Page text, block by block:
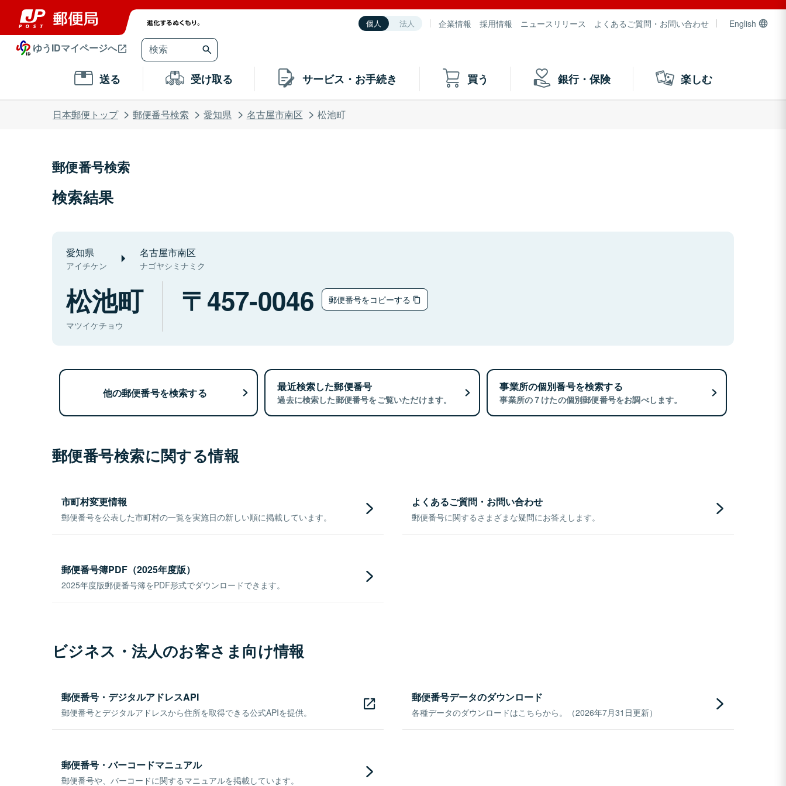
個人 法人 企業情報 採用情報 ニュースリリース よくあるご質問・お問い合わせ English
ゆうIDマイページへ
送る 受け取る サービス・お手続き 買う 銀行・保険 楽しむ
日本郵便トップ 郵便番号検索 愛知県 名古屋市南区 松池町
郵便番号検索
検索結果
愛知県
アイチケン
名古屋市南区
ナゴヤシミナミク
松池町
マツイケチョウ
457-0046 郵便番号をコピーする
他の郵便番号を検索する 最近検索した郵便番号
過去に検索した郵便番号をご覧いただけます。
事業所の個別番号を検索する
事業所の７けたの個別郵便番号をお調べします。
郵便番号検索に関する情報
市町村変更情報
郵便番号を公表した市町村の一覧を実施日の新しい順に掲載しています。
よくあるご質問・お問い合わせ
郵便番号に関するさまざまな疑問にお答えします。
郵便番号簿PDF（2025年度版）
2025年度版郵便番号簿をPDF形式でダウンロードできます。
ビジネス・法人のお客さま向け情報
郵便番号・デジタルアドレスAPI
郵便番号とデジタルアドレスから住所を取得できる公式APIを提供。
郵便番号データのダウンロード
各種データのダウンロードはこちらから。（2026年7月31日更新）
郵便番号・バーコードマニュアル
郵便番号や、バーコードに関するマニュアルを掲載しています。